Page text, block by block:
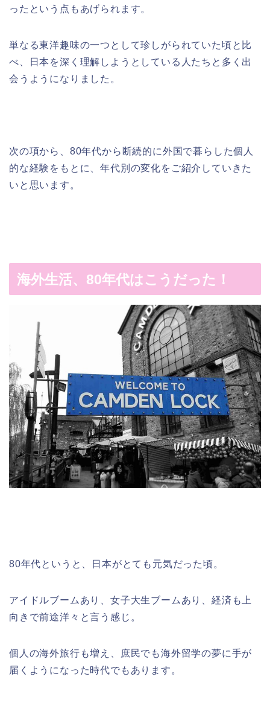
ったという点もあげられます。
単なる東洋趣味の一つとして珍しがられていた頃と比
べ、日本を深く理解しようとしている人たちと多く出
会うようになりました。
次の項から、80年代から断続的に外国で暮らした個人
的な経験をもとに、年代別の変化をご紹介していきた
いと思います。
海外生活、80年代はこうだった！
80年代というと、日本がとても元気だった頃。
アイドルブームあり、女子大生ブームあり、経済も上
向きで前途洋々と言う感じ。
個人の海外旅行も増え、庶民でも海外留学の夢に手が
届くようになった時代でもあります。